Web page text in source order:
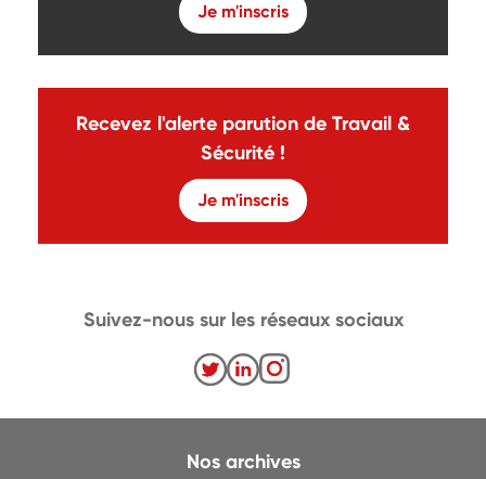
Je m'inscris
Recevez l'alerte parution de Travail &
Sécurité !
Je m'inscris
Nos archives
Suivez-nous sur les réseaux sociaux